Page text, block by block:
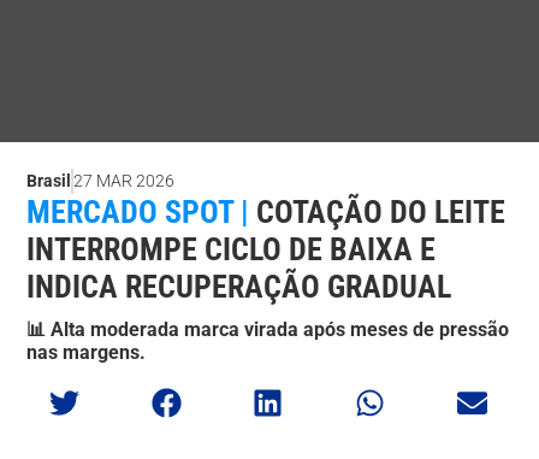
Brasil 27 MAR 2026
MERCADO SPOT | COTAÇÃO DO LEITE
INTERROMPE CICLO DE BAIXA E
INDICA RECUPERAÇÃO GRADUAL
📊 Alta moderada marca virada após meses de pressão
nas margens.